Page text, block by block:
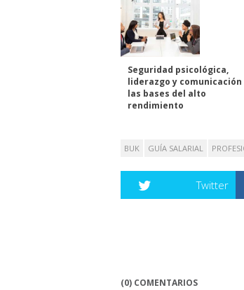
Seguridad psicológica,
liderazgo y comunicación
las bases del alto
rendimiento
BUK GUÍA SALARIAL
Twitter
(0) COMENTARIOS